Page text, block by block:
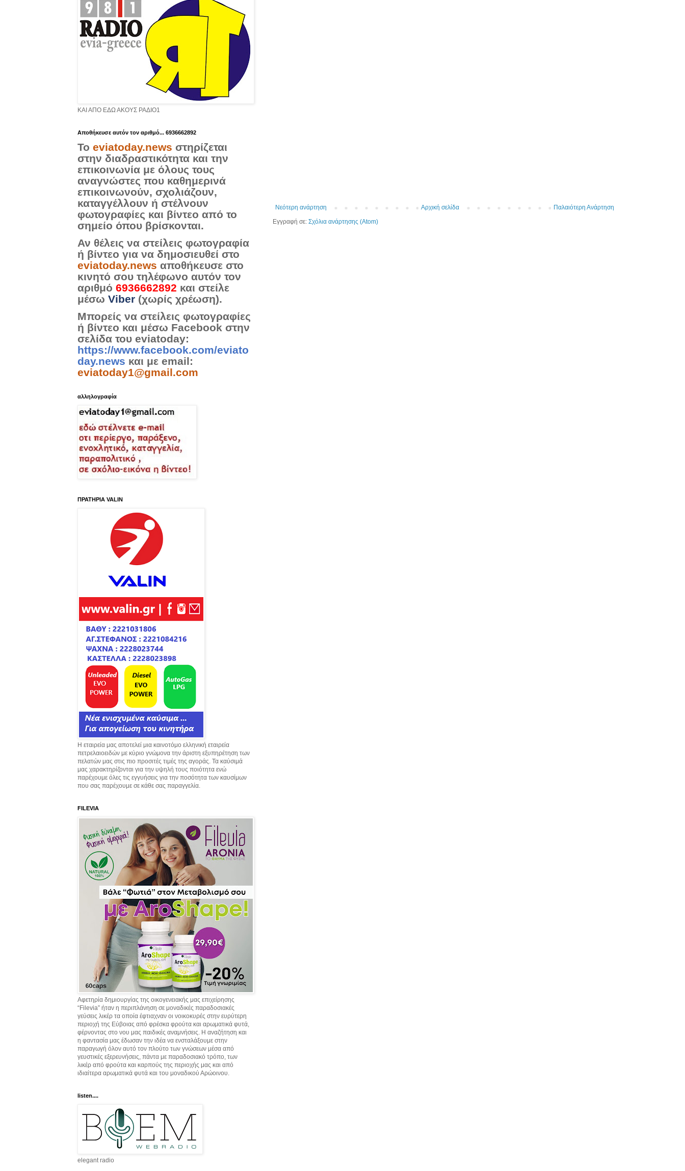
Νεότερη ανάρτηση Παλαιότερη Ανάρτηση
Αρχική σελίδα
Εγγραφή σε: Σχόλια ανάρτησης (Atom)
ΚΑΙ ΑΠΟ ΕΔΩ ΑΚΟΥΣ ΡΑΔΙΟ1
Aποθήκευσε αυτόν τον αριθμό... 6936662892
Το eviatoday.news στηρίζεται
στην διαδραστικότητα και την
επικοινωνία με όλους τους
αναγνώστες που καθημερινά
επικοινωνούν, σχολιάζουν,
καταγγέλλουν ή στέλνουν
φωτογραφίες και βίντεο από το
σημείο όπου βρίσκονται.
Αν θέλεις να στείλεις φωτογραφία
ή βίντεο για να δημοσιευθεί στο
eviatoday.news αποθήκευσε στο
κινητό σου τηλέφωνο αυτόν τον
αριθμό 6936662892 και στείλε
μέσω Viber (χωρίς χρέωση).
Μπορείς να στείλεις φωτογραφίες
ή βίντεο και μέσω Facebook στην
σελίδα του eviatoday:
https://www.facebook.com/eviato
day.news και με email:
eviatoday1@gmail.com
αλληλογραφία
ΠΡΑΤΗΡΙΑ VALIN
Η εταιρεία μας αποτελεί μια καινοτόμο ελληνική εταιρεία
πετρελαιοειδών με κύριο γνώμονα την άριστη εξυπηρέτηση των
πελατών μας στις πιο προσιτές τιμές της αγοράς. Τα καύσιμά
μας χαρακτηρίζονται για την υψηλή τους ποιότητα ενώ
παρέχουμε όλες τις εγγυήσεις για την ποσότητα των καυσίμων
που σας παρέχουμε σε κάθε σας παραγγελία.
FILEVIA
Αφετηρία δημιουργίας της οικογενειακής μας επιχείρησης
“Filevia” ήταν η περιπλάνηση σε μοναδικές παραδοσιακές
γεύσεις λικέρ τα οποία έφτιαχναν οι νοικοκυρές στην ευρύτερη
περιοχή της Εύβοιας από φρέσκα φρούτα και αρωματικά φυτά,
φέρνοντας στο νου μας παιδικές αναμνήσεις. Η αναζήτηση και
η φαντασία μας έδωσαν την ιδέα να ενσταλάξουμε στην
παραγωγή όλον αυτό τον πλούτο των γνώσεων μέσα από
γευστικές εξερευνήσεις, πάντα με παραδοσιακό τρόπο, των
λικέρ από φρούτα και καρπούς της περιοχής μας και από
ιδιαίτερα αρωματικά φυτά και του μοναδικού Αρώοινου.
listen....
elegant radio